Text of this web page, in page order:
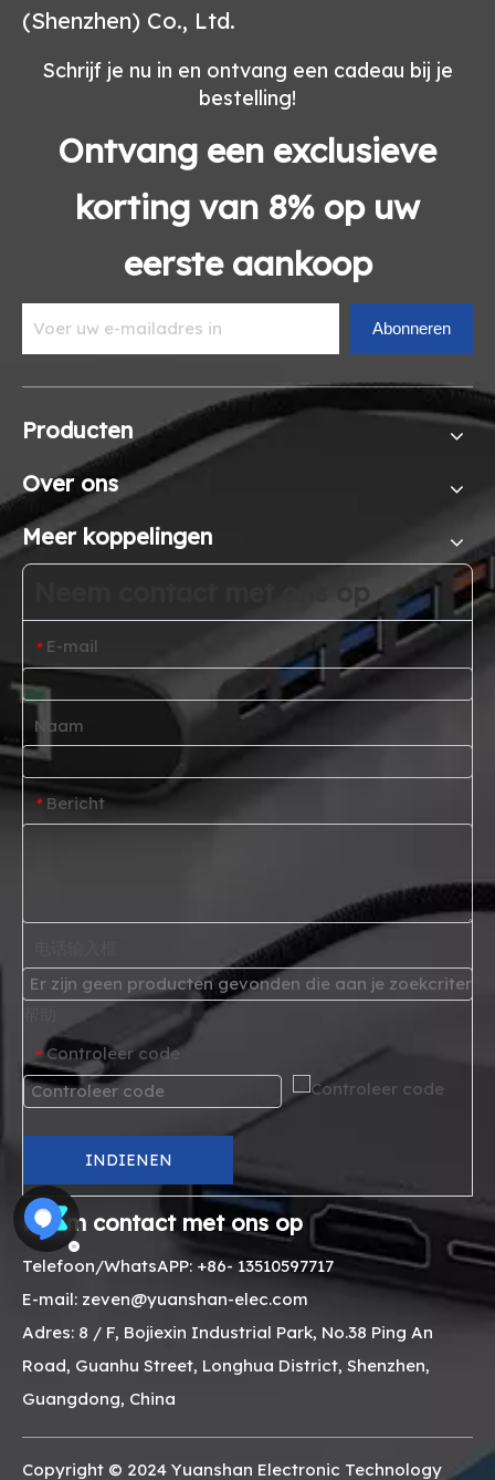
(Shenzhen) Co., Ltd.
Schrijf je nu in en ontvang een cadeau bij je
bestelling!
Ontvang een exclusieve
korting van 8% op uw
eerste aankoop
Abonneren
Producten
Over ons
Meer koppelingen
* E-mail
Naam
* Bericht
* Controleer code
INDIENEN
Neem contact met ons op
Telefoon/WhatsAPP: +86- 13510597717
E-mail: zeven@yuanshan-elec.com
Adres: 8 / F, Bojiexin Industrial Park, No.38 Ping An
Road, Guanhu Street, Longhua District, Shenzhen,
Guangdong, China
Copyright © 2024 Yuanshan Electronic Technology